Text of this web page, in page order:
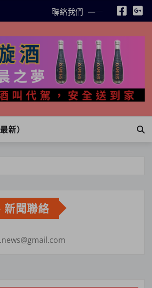
聯絡我們
新）
新聞聯絡